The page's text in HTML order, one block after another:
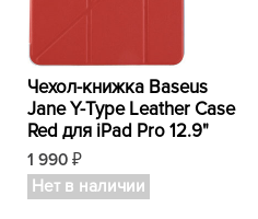
Чехол-книжка Baseus
Jane Y-Type Leather Case
Red для iPad Pro 12.9"
1 990 ₽
Нет в наличии